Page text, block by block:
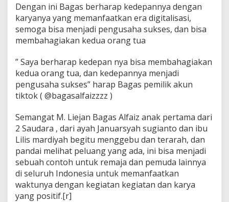
Dengan ini Bagas berharap kedepannya dengan
karyanya yang memanfaatkan era digitalisasi,
semoga bisa menjadi pengusaha sukses, dan bisa
membahagiakan kedua orang tua
” Saya berharap kedepan nya bisa membahagiakan
kedua orang tua, dan kedepannya menjadi
pengusaha sukses” harap Bagas pemilik akun
tiktok ( @bagasalfaizzzz )
Semangat M. Liejan Bagas Alfaiz anak pertama dari
2 Saudara , dari ayah Januarsyah sugianto dan ibu
Lilis mardiyah begitu menggebu dan terarah, dan
pandai melihat peluang yang ada, ini bisa menjadi
sebuah contoh untuk remaja dan pemuda lainnya
di seluruh Indonesia untuk memanfaatkan
waktunya dengan kegiatan kegiatan dan karya
yang positif.[r]